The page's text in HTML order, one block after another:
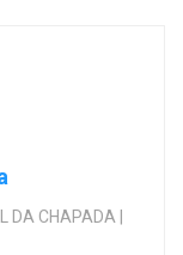
DA CHAPADA |